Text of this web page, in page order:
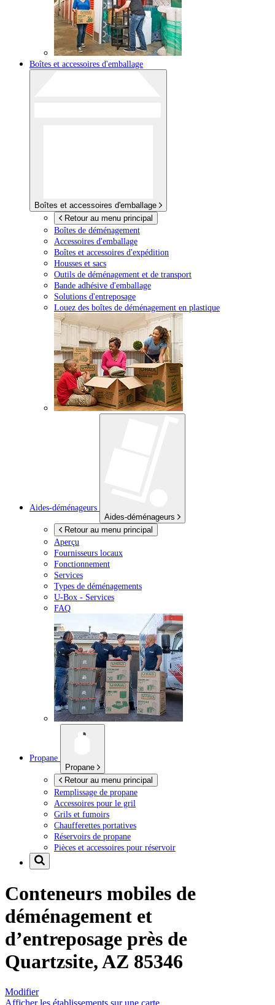
Boîtes et accessoires d'emballage
Boîtes et accessoires d'emballage
Retour au menu principal
Boîtes de déménagement
Accessoires d'emballage
Boîtes et accessoires d'expédition
Housses et sacs
Outils de déménagement et de transport
Bande adhésive d'emballage
Solutions d'entreposage
Louez des boîtes de déménagement en plastique
Aides-déménageurs
Aides-déménageurs
Retour au menu principal
Aperçu
Fournisseurs locaux
Fonctionnement
Services
Types de déménagements
U-Box - Services
FAQ
Propane
Propane
Retour au menu principal
Remplissage de propane
Accessoires pour le gril
Grils et fumoirs
Chaufferettes portatives
Réservoirs de propane
Pièces et accessoires pour réservoir
Conteneurs mobiles de
déménagement et
d’entreposage près de
Quartzsite, AZ 85346
Modifier
Afficher les établissements sur une carte